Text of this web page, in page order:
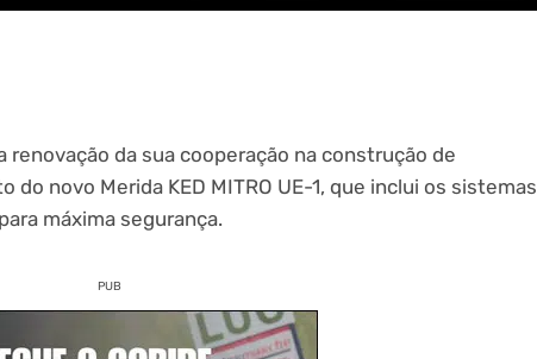
renovação da sua cooperação na construção de
do novo Merida KED MITRO UE-1, que inclui os sistemas
máxima segurança.
PUB